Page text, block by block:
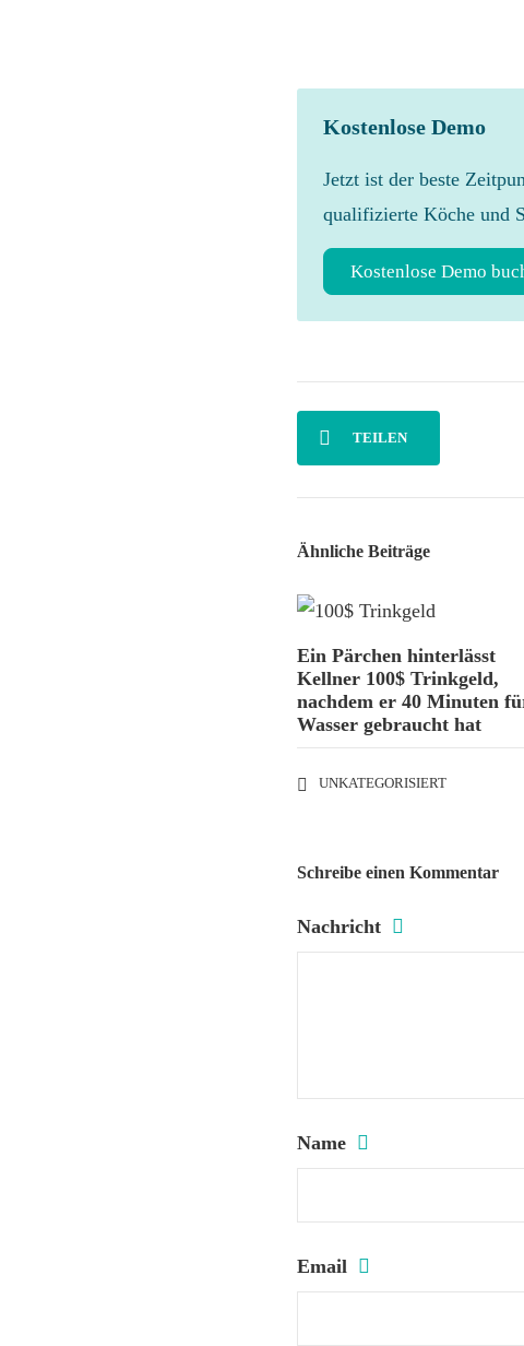
Kostenlose Demo
Jetzt ist der beste
qualifizierte Köche und
Kostenlose Demo
TEILEN
Ähnliche Beiträge
Ein Pärchen hinterlässt
Kellner 100$ Trinkgeld,
nachdem er 40 Minuten
Wasser gebraucht hat
UNKATEGORISIERT
Schreibe einen Kommentar
Nachricht
Name
Email